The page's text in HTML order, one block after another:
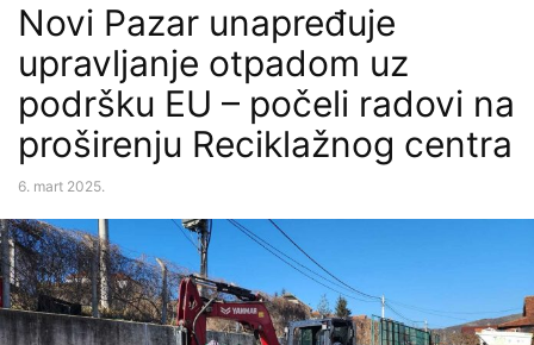
Novi Pazar unapređuje
upravljanje otpadom uz
podršku EU – počeli radovi na
proširenju Reciklažnog centra
6. mart 2025.